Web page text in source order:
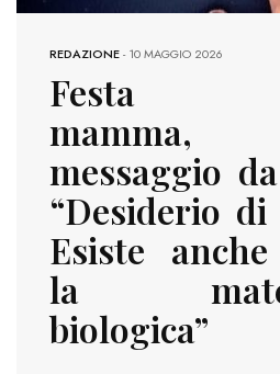
REDAZIONE-10 MAGGIO 2026
Festa
messaggio
“Desiderio di
Esiste
la
biologica”